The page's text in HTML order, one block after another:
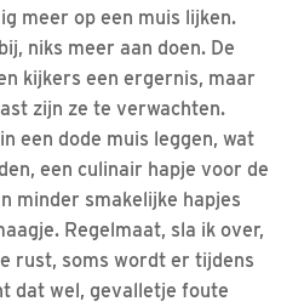
meer op een muis lijken.
niks meer aan doen. De
kijkers een ergernis, maar
zijn ze te verwachten.
een dode muis leggen, wat
een culinair hapje voor de
minder smakelijke hapjes
Regelmaat, sla ik over,
rust, soms wordt er tijdens
dat wel, gevalletje foute